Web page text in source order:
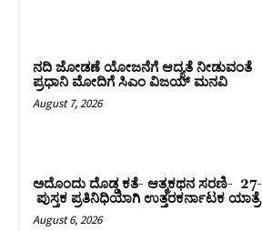
ನದಿ ಜೋಡಣೆ ಯೋಜನೆಗೆ ಆದ್ಯತೆ ನೀಡುವಂತೆ
ಪ್ರಧಾನಿ ಮೋದಿಗೆ ಸಿಎಂ ವಿಜಯ್‌ ಮನವಿ
August 7, 2026
ಅದೊಂದು ದೊಡ್ಡ ಕತೆ- ಆತ್ಮಕಥನ ಸರಣಿ- 27-
ಪುಸ್ತಕ ಪ್ರತಿನಿಧಿಯಾಗಿ ಉತ್ತರಕರ್ನಾಟಕ ಯಾತ್ರೆ
August 6, 2026